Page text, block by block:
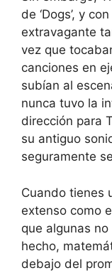
de ‘Dogs’, y
extravagante
vez que
canciones en
subían al
nunca tuvo la
dirección para
su antiguo
seguramente
Cuando tienes
extenso como
que algunas
hecho,
debajo del